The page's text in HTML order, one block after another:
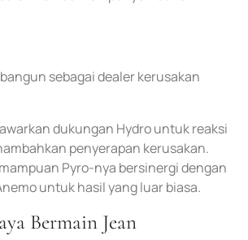
sebagai dealer kerusakan
dukungan Hydro untuk reaksi
penyerapan kerusakan.
Pyro-nya bersinergi dengan
untuk hasil yang luar biasa.
Bermain Jean